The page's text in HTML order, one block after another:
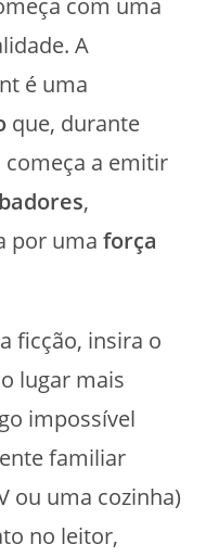
A
é uma
que, durante
a emitir
,
por umaforça
ficção, insira o
lugar mais
impossível
familiar
ou uma cozinha)
no leitor,